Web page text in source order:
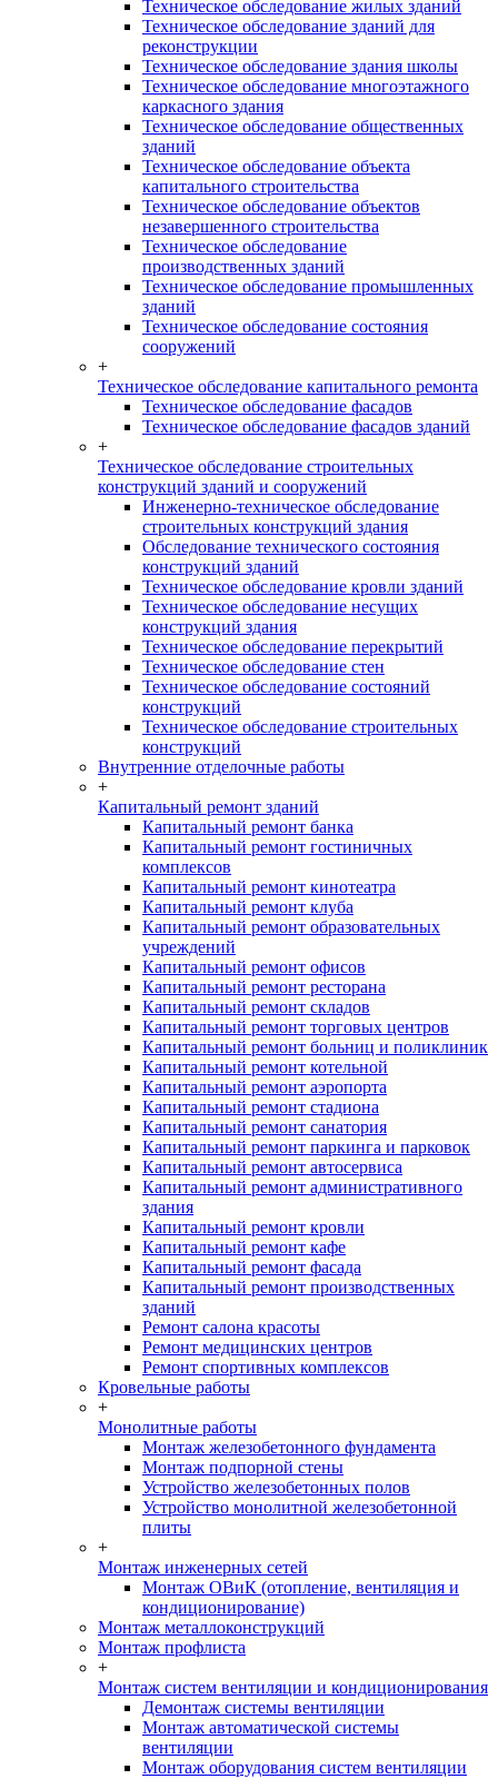
Техническое обследование жилых зданий
Техническое обследование зданий для
реконструкции
Техническое обследование здания школы
Техническое обследование многоэтажного
каркасного здания
Техническое обследование общественных
зданий
Техническое обследование объекта
капитального строительства
Техническое обследование объектов
незавершенного строительства
Техническое обследование
производственных зданий
Техническое обследование промышленных
зданий
Техническое обследование состояния
сооружений
+
Техническое обследование капитального ремонта
Техническое обследование фасадов
Техническое обследование фасадов зданий
+
Техническое обследование строительных
конструкций зданий и сооружений
Инженерно-техническое обследование
строительных конструкций здания
Обследование технического состояния
конструкций зданий
Техническое обследование кровли зданий
Техническое обследование несущих
конструкций здания
Техническое обследование перекрытий
Техническое обследование стен
Техническое обследование состояний
конструкций
Техническое обследование строительных
конструкций
Внутренние отделочные работы
+
Капитальный ремонт зданий
Капитальный ремонт банка
Капитальный ремонт гостиничных
комплексов
Капитальный ремонт кинотеатра
Капитальный ремонт клуба
Капитальный ремонт образовательных
учреждений
Капитальный ремонт офисов
Капитальный ремонт ресторана
Капитальный ремонт складов
Капитальный ремонт торговых центров
Капитальный ремонт больниц и поликлиник
Капитальный ремонт котельной
Капитальный ремонт аэропорта
Капитальный ремонт стадиона
Капитальный ремонт санатория
Капитальный ремонт паркинга и парковок
Капитальный ремонт автосервиса
Капитальный ремонт административного
здания
Капитальный ремонт кровли
Капитальный ремонт кафе
Капитальный ремонт фасада
Капитальный ремонт производственных
зданий
Ремонт салона красоты
Ремонт медицинских центров
Ремонт спортивных комплексов
Кровельные работы
+
Монолитные работы
Монтаж железобетонного фундамента
Монтаж подпорной стены
Устройство железобетонных полов
Устройство монолитной железобетонной
плиты
+
Монтаж инженерных сетей
Монтаж ОВиК (отопление, вентиляция и
кондиционирование)
Монтаж металлоконструкций
Монтаж профлиста
+
Монтаж систем вентиляции и кондиционирования
Демонтаж системы вентиляции
Монтаж автоматической системы
вентиляции
Монтаж оборудования систем вентиляции